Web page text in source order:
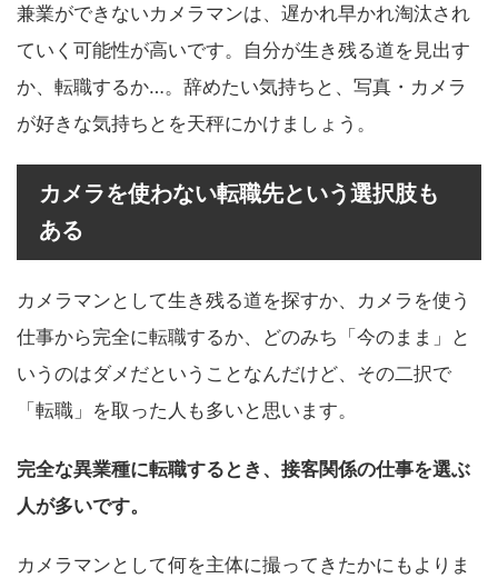
兼業ができないカメラマンは、遅かれ早かれ淘汰され
ていく可能性が高いです。自分が生き残る道を見出す
か、転職するか…。辞めたい気持ちと、写真・カメラ
が好きな気持ちとを天秤にかけましょう。
カメラを使わない転職先という選択肢も
ある
カメラマンとして生き残る道を探すか、カメラを使う
仕事から完全に転職するか、どのみち「今のまま」と
いうのはダメだということなんだけど、その二択で
「転職」を取った人も多いと思います。
完全な異業種に転職するとき、接客関係の仕事を選ぶ
人が多いです。
カメラマンとして何を主体に撮ってきたかにもよりま